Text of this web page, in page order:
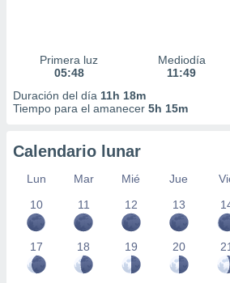
Primera luz
05:48
Mediodía
11:49
Duración del día 11h 18m
Tiempo para el amanecer 5h 15m
Calendario lunar
Lun Mar Mié Jue
10
11 12 13
17 18 19 20 21